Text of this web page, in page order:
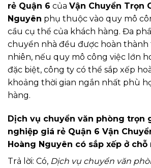
rẻ Quận 6 của Vận Chuyển Trọn
Nguyên phụ thuộc vào quy mô
cầu cụ thể của khách hàng. Đa
chuyển nhà đều được hoàn thành
nhiên, nếu quy mô công việc lớn
đặc biệt, công ty có thể sắp xếp
khoảng thời gian ngắn nhất phù
hàng.
Dịch vụ chuyển văn phòng trọn
nghiệp giá rẻ Quận 6 Vận
Hoàng Nguyên có sắp xếp ở
Trả lời: Có, Dịch vụ chuyển văn